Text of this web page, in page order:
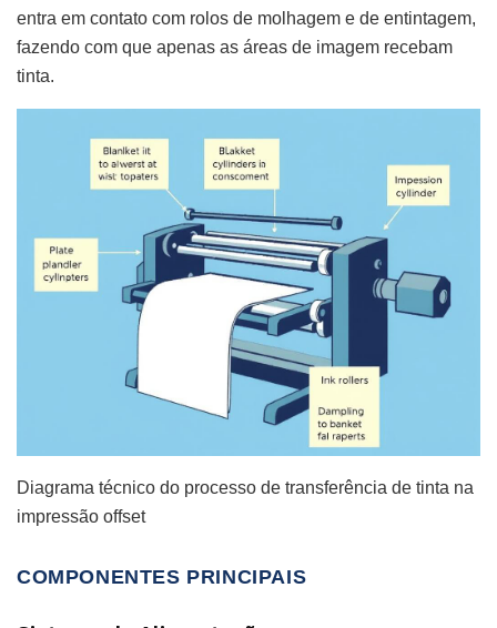
entra em contato com rolos de molhagem e de entintagem,
fazendo com que apenas as áreas de imagem recebam
tinta.
Diagrama técnico do processo de transferência de tinta na
impressão offset
COMPONENTES PRINCIPAIS